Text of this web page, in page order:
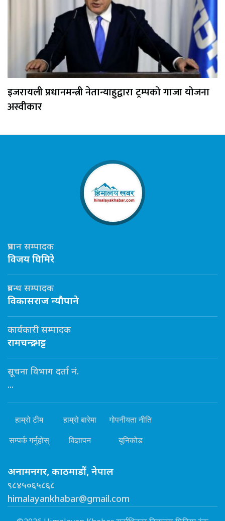
इजरायली प्रधानमन्त्री नेतान्याहुद्वारा ट्रम्पको गाजा योजना
अस्वीकार
प्रधान सम्पादक
विजय घिमिरे
प्रबन्ध सम्पादक
विकासराज न्यौपाने
कार्यकारी सम्पादक
रामचन्द्र भट्ट
सूचना विभाग दर्ता नं.
...
हाम्रो टीम हाम्रो बारेमा गोपनीयता नीति
सम्पर्क गर्नुहोस् विज्ञापन यूनिकोड
अनामनगर, काठमाडौं, नेपाल
९८४५०६५८६८
himalayankhabar@gmail.com